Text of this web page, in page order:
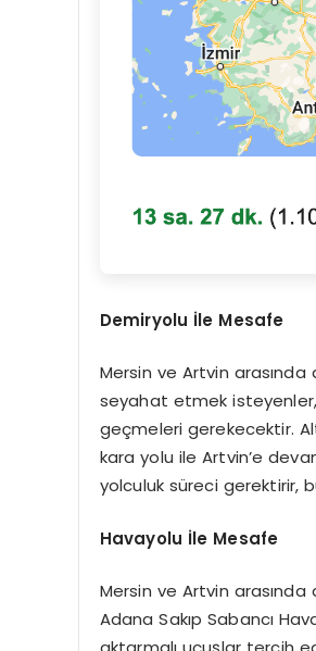
Demiryolu İle Mesafe
Mersin ve Artvin
seyahat etmek isteyenler,
geçmeleri gerekecektir.
kara yolu ile Artvin’e
yolculuk süreci gerektirir,
Havayolu İle Mesafe
Mersin ve Artvin arasında
Adana Sakıp Sabancı